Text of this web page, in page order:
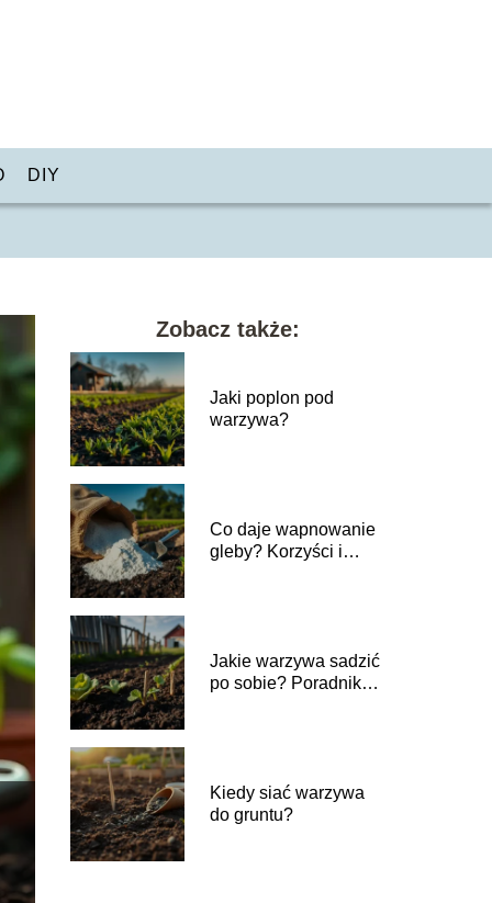
DIY
Zobacz także:
Jaki poplon pod
warzywa?
Co daje wapnowanie
gleby? Korzyści i
Jakie warzywa sadzić
po sobie? Poradnik
Kiedy siać warzywa
do gruntu?